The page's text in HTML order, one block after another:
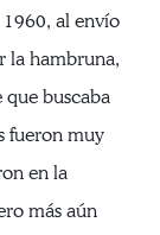
al envío
la hambruna,
buscaba
fueron muy
en la
más aún